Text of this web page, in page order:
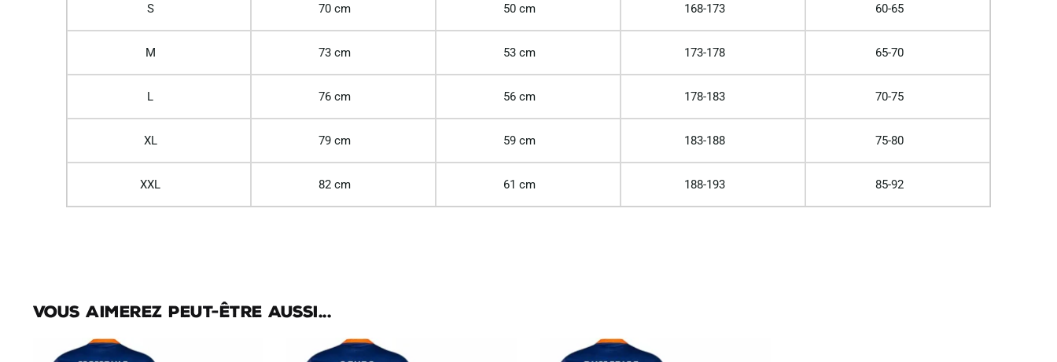
S 70 cm 50 cm 168-173 60-65
M 73 cm 53 cm 173-178 65-70
L 76 cm 56 cm 178-183 70-75
XL 79 cm 59 cm 183-188 75-80
XXL 82 cm 61 cm 188-193 85-92
Vous aimerez peut-être aussi...